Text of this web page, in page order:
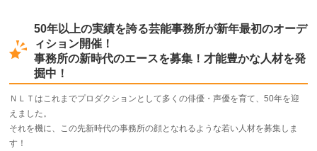
50年以上の実績を誇る芸能事務所が新年最初のオーデ
ィション開催！
事務所の新時代のエースを募集！才能豊かな人材を発
掘中！
ＮＬＴはこれまでプロダクションとして多くの俳優・声優を育て、50年を迎
えました。
それを機に、この先新時代の事務所の顔となれるような若い人材を募集しま
す！